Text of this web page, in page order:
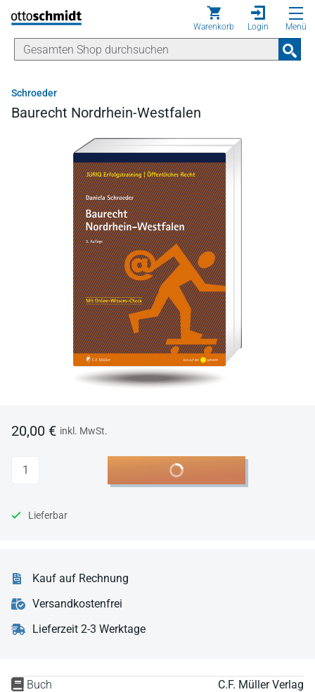
Direkt zum Inhalt
Warenkorb Login Menü
Schroeder
Baurecht Nordrhein-Westfalen
Buch C.F. Müller Verlag
20,00 € inkl. MwSt.
Anzahl In den Warenkorb
Lieferbar
Kauf auf Rechnung
Versandkostenfrei
Lieferzeit 2-3 Werktage